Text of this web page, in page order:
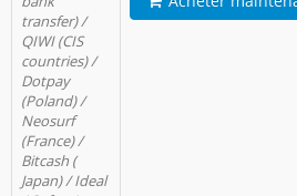
transfer) /
QIWI (CIS
countries) /
Dotpay
(Poland) /
Neosurf
(France) /
Bitcash (
Japan) / Ideal